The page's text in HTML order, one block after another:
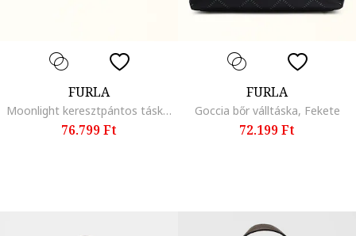
FURLA
Moonlight keresztpántos táska bőrrészletekkel, Fahéjbarna/Lazacszín
76.799 Ft
FURLA
Goccia bőr válltáska, Fekete
72.199 Ft